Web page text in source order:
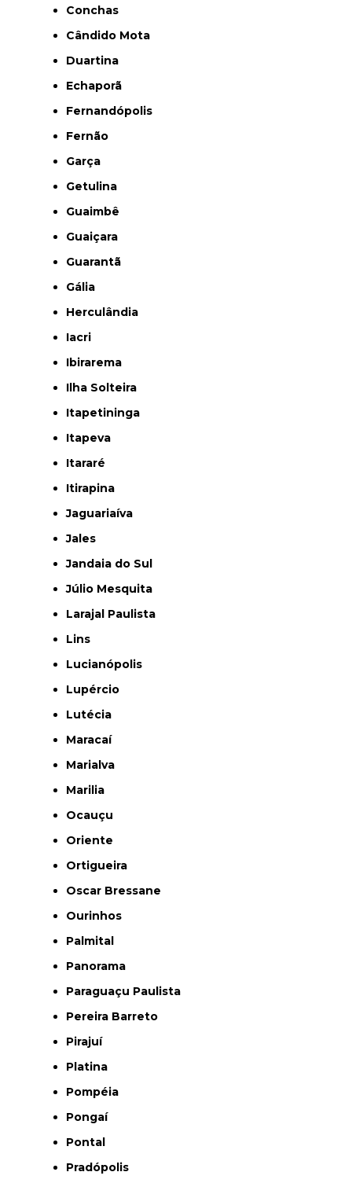
Conchas
Cândido Mota
Duartina
Echaporã
Fernandópolis
Fernão
Garça
Getulina
Guaimbê
Guaiçara
Guarantã
Gália
Herculândia
Iacri
Ibirarema
Ilha Solteira
Itapetininga
Itapeva
Itararé
Itirapina
Jaguariaíva
Jales
Jandaia do Sul
Júlio Mesquita
Larajal Paulista
Lins
Lucianópolis
Lupércio
Lutécia
Maracaí
Marialva
Marilia
Ocauçu
Oriente
Ortigueira
Oscar Bressane
Ourinhos
Palmital
Panorama
Paraguaçu Paulista
Pereira Barreto
Pirajuí
Platina
Pompéia
Pongaí
Pontal
Pradópolis